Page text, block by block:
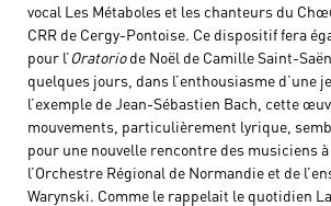
vocal Les Métaboles et les chanteurs du
CRR de Cergy-Pontoise. Ce dispositif fera
pour l’Oratoriode Noël de Camille Saint-
quelques jours, dans l’enthousiasme d’une
l’exemple de Jean-Sébastien Bach, cette
mouvements, particulièrement lyrique,
pour une nouvelle rencontre des musiciens
l’Orchestre Régional de Normandie et de
Warynski. Comme le rappelait le quotidien